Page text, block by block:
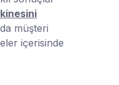
da müşteri
içerisinde